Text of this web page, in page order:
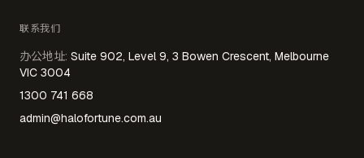
联系我们
办公地址: Suite 902, Level 9, 3 Bowen Crescent, Melbourne
VIC 3004
1300 741 668
admin@halofortune.com.au